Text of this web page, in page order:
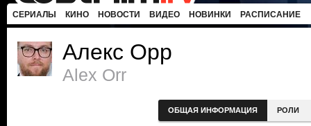
СЕРИАЛЫ КИНО НОВОСТИ ВИДЕО НОВИНКИ РАСПИСАНИЕ
Алекс Орр
Alex Orr
ОБЩАЯ ИНФОРМАЦИЯ РОЛИ